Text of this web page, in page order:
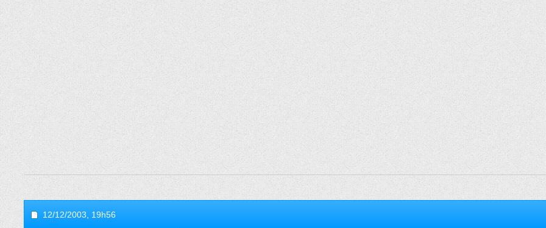
12/12/2003, 19h56